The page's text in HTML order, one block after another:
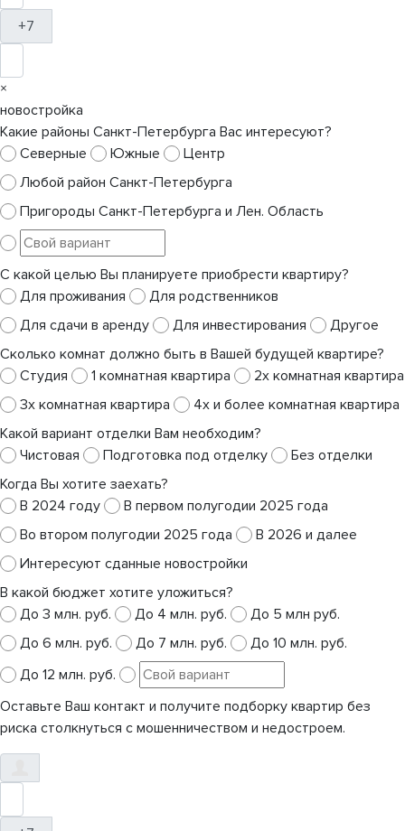
+7
×
новостройка
Какие районы Санкт-Петербурга Вас интересуют?
Северные
Южные
Центр
Любой район Санкт-Петербурга
Пригороды Санкт-Петербурга и Лен. Область
С какой целью Вы планируете приобрести квартиру?
Для проживания
Для родственников
Для сдачи в аренду
Для инвестирования
Другое
Сколько комнат должно быть в Вашей будущей квартире?
Студия
1 комнатная квартира
2х комнатная квартира
3х комнатная квартира
4х и более комнатная квартира
Какой вариант отделки Вам необходим?
Чистовая
Подготовка под отделку
Без отделки
Когда Вы хотите заехать?
В 2024 году
В первом полугодии 2025 года
Во втором полугодии 2025 года
В 2026 и далее
Интересуют сданные новостройки
В какой бюджет хотите уложиться?
До 3 млн. руб.
До 4 млн. руб.
До 5 млн руб.
До 6 млн. руб.
До 7 млн. руб.
До 10 млн. руб.
До 12 млн. руб.
Оставьте Ваш контакт и получите подборку квартир без
риска столкнуться с мошенничеством и недостроем.